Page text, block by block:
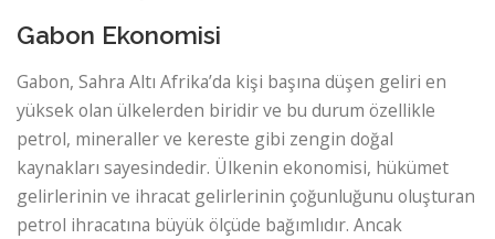
Gabon Ekonomisi
Gabon, Sahra Altı Afrika’da kişi başına düşen geliri en
yüksek olan ülkelerden biridir ve bu durum özellikle
petrol, mineraller ve kereste gibi zengin doğal
kaynakları sayesindedir. Ülkenin ekonomisi, hükümet
gelirlerinin ve ihracat gelirlerinin çoğunluğunu oluşturan
petrol ihracatına büyük ölçüde bağımlıdır. Ancak